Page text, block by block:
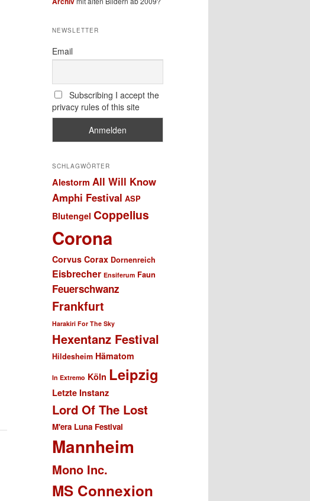
NEWSLETTER
Email
Subscribing I accept the
privacy rules of this site
SCHLAGWÖRTER
Alestorm All Will Know
Amphi Festival ASP
Blutengel Coppelius
Corona
Corvus Corax Dornenreich
Eisbrecher Ensiferum Faun
Feuerschwanz
Frankfurt
Harakiri For The Sky
Hexentanz Festival
Hildesheim Hämatom
In Extremo Köln Leipzig
Letzte Instanz
Lord Of The Lost
M'era Luna Festival
Mannheim
Mono Inc.
MS Connexion